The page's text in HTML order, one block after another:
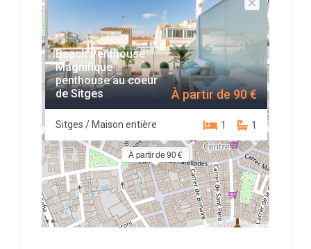
À partir de 90 €
Beach Penthouse:
Magnifique
penthouse au coeur
de Sitges
Sitges / Maison entière 1
1
À partir de 90 €